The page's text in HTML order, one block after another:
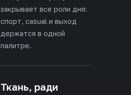
закрывает все роли дня:
спорт, casual и выход
держатся в одной
палитре.
Ткань, ради